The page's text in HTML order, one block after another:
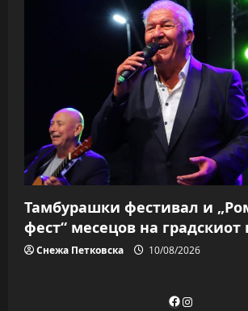
Тамбурашки фестивал и
фест“ месецов на
Снежа Петковска 10/08/2026
Facebook
Instagram